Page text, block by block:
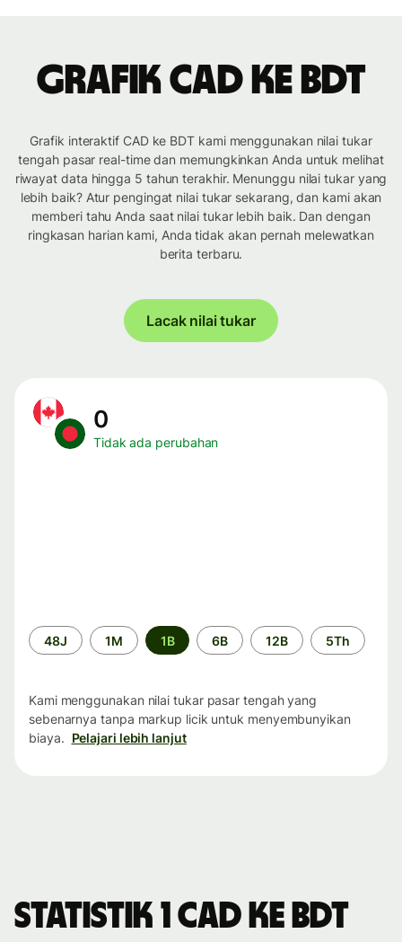
Grafik CAD ke BDT
Grafik interaktif CAD ke BDT kami menggunakan nilai tukar
tengah pasar real-time dan memungkinkan Anda untuk melihat
riwayat data hingga 5 tahun terakhir. Menunggu nilai tukar yang
lebih baik? Atur pengingat nilai tukar sekarang, dan kami akan
memberi tahu Anda saat nilai tukar lebih baik. Dan dengan
ringkasan harian kami, Anda tidak akan pernah melewatkan
berita terbaru.
Lacak nilai tukar
0
Tidak ada perubahan
Periode
waktu
48J 1M 1B 6B 12B 5Th
Kami menggunakan nilai tukar pasar tengah yang
sebenarnya tanpa markup licik untuk menyembunyikan
biaya. Pelajari lebih lanjut
Statistik 1 CAD ke BDT